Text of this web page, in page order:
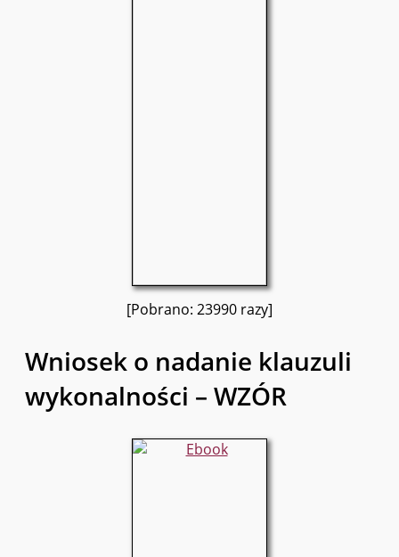
[Pobrano: 23990 razy]
Wniosek o nadanie klauzuli
wykonalności – WZÓR